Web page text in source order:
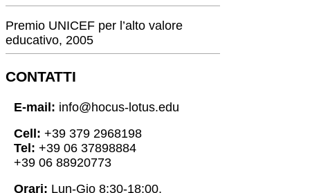
Premio UNICEF per l’alto valore
educativo, 2005
CONTATTI
E-mail: info@hocus-lotus.edu
Cell: +39 379 2968198
Tel: +39 06 37898884
+39 06 88920773
Orari: Lun-Gio 8:30-18:00,